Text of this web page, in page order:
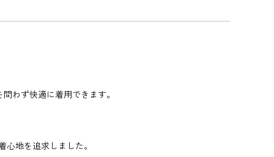
わず快適に着用できます。
地を追求しました。